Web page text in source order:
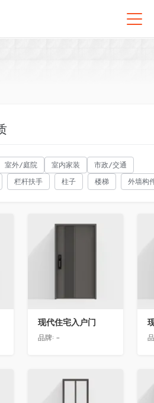
室外/庭院 室内家装 市政/交通
栏杆扶手 柱子 楼梯 外墙构
收藏
现代住宅入户门
品牌: -
收藏